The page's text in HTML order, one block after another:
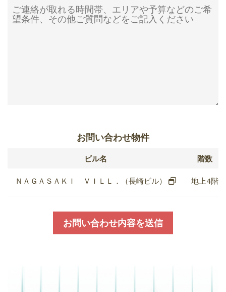
お問い合わせ物件
ビル名 階数
ＮＡＧＡＳＡＫＩ ＶＩＬＬ．（長崎ビル） 地上4階
お問い合わせ内容を送信